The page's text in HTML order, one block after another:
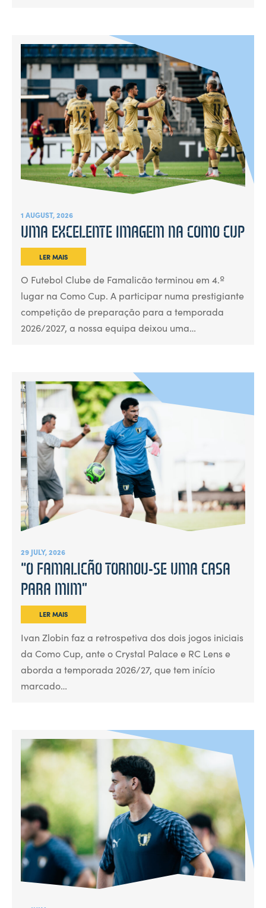
1 AUGUST, 2026
UMA EXCELENTE IMAGEM NA COMO CUP
LER MAIS
O Futebol Clube de Famalicão terminou em 4.º
lugar na Como Cup. A participar numa prestigiante
competição de preparação para a temporada
2026/2027, a nossa equipa deixou uma…
29 JULY, 2026
“O FAMALICÃO TORNOU-SE UMA CASA
PARA MIM”
LER MAIS
Ivan Zlobin faz a retrospetiva dos dois jogos iniciais
da Como Cup, ante o Crystal Palace e RC Lens e
aborda a temporada 2026/27, que tem início
marcado…